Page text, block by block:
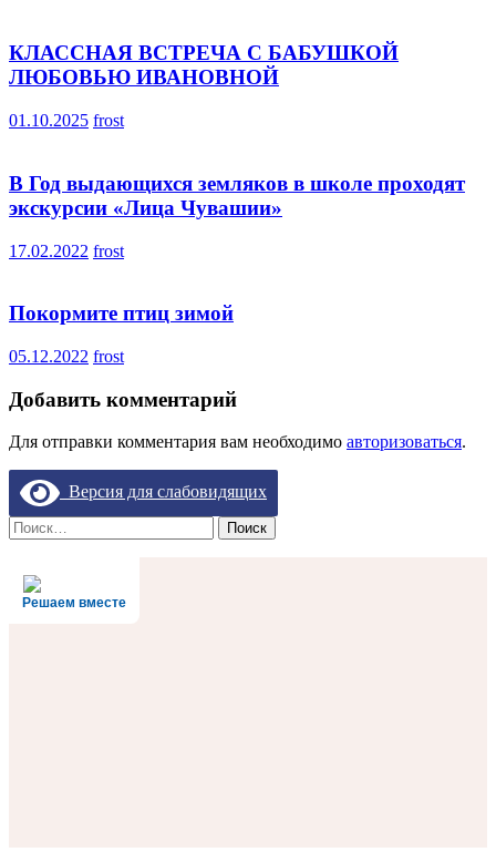
КЛАССНАЯ ВСТРЕЧА С БАБУШКОЙ
ЛЮБОВЬЮ ИВАНОВНОЙ
01.10.2025 frost
В Год выдающихся земляков в школе проходят
экскурсии «Лица Чувашии»
17.02.2022 frost
Покормите птиц зимой
05.12.2022 frost
Добавить комментарий
Для отправки комментария вам необходимо авторизоваться.
Версия для слабовидящих
Найти:
Решаем вместе